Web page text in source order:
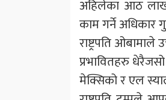
अहिलेका आठ लाख
काम गर्ने अधिकार
राष्ट्रपति
प्रभावितहरु
मेक्सिको र एल